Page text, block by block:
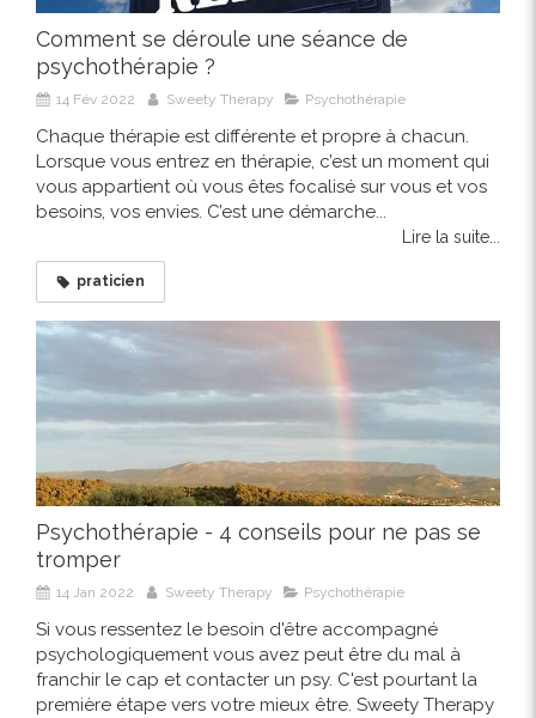
Comment se déroule une séance de
psychothérapie ?
14 Fév 2022 Sweety Therapy Psychothérapie
Chaque thérapie est différente et propre à chacun.
Lorsque vous entrez en thérapie, c’est un moment qui
vous appartient où vous êtes focalisé sur vous et vos
besoins, vos envies. C’est une démarche...
Lire la suite...
praticien
Psychothérapie - 4 conseils pour ne pas se
tromper
14 Jan 2022 Sweety Therapy Psychothérapie
Si vous ressentez le besoin d'être accompagné
psychologiquement vous avez peut être du mal à
franchir le cap et contacter un psy. C'est pourtant la
première étape vers votre mieux être. Sweety Therapy